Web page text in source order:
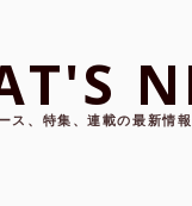
ス、特集、連載の最新情報